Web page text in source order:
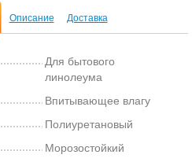
Описание Доставка
Для бытового
линолеума
Впитывающее влагу
Полиуретановый
Морозостойкий